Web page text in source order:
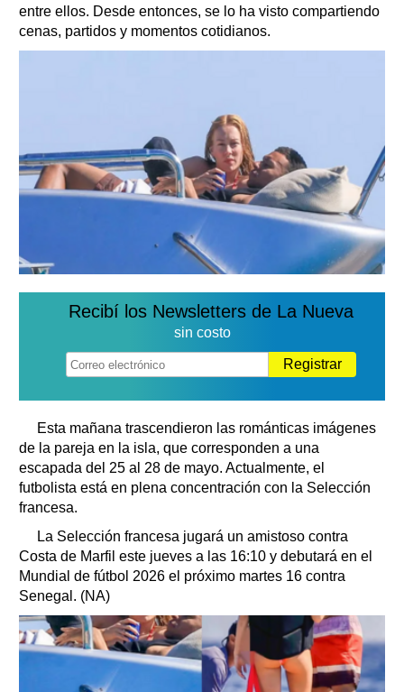
entre ellos. Desde entonces, se lo ha visto compartiendo
cenas, partidos y momentos cotidianos.
Recibí los Newsletters de La Nueva
sin costo
Registrar
Esta mañana trascendieron las románticas imágenes
de la pareja en la isla, que corresponden a una
escapada del 25 al 28 de mayo. Actualmente, el
futbolista está en plena concentración con la Selección
francesa.
La Selección francesa jugará un amistoso contra
Costa de Marfil este jueves a las 16:10 y debutará en el
Mundial de fútbol 2026 el próximo martes 16 contra
Senegal. (NA)